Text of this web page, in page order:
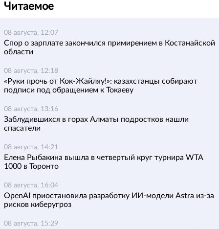
Читаемое
08 августа, 12:07
Спор о зарплате закончился примирением в Костанайской
области
08 августа, 12:18
«Руки прочь от Кок-Жайляу!»: казахстанцы собирают
подписи под обращением к Токаеву
08 августа, 13:16
Заблудившихся в горах Алматы подростков нашли
спасатели
08 августа, 14:21
Елена Рыбакина вышла в четвертый круг турнира WTA
1000 в Торонто
08 августа, 16:04
OpenAI приостановила разработку ИИ-модели Astra из-за
рисков киберугроз
08 августа, 15:29